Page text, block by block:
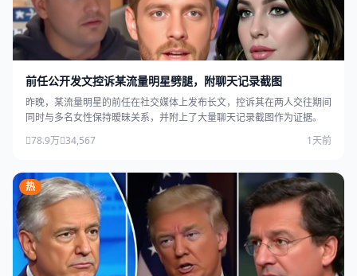
前任公开发文控诉某流量明星劈腿，附聊天记录截图
昨晚，某流量明星的前任在社交媒体上发布长文，控诉其在两人交往期间
同时与多名女性保持暧昧关系，并附上了大量聊天记录截图作为证据。
78.9万 34,567 1天前
热